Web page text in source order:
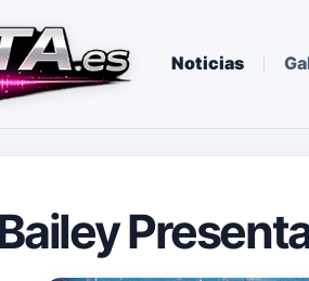
Noticias